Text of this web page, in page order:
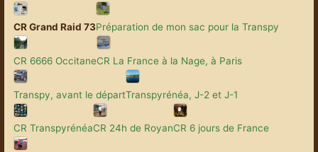
CR Grand Raid 73Préparation de mon sac pour la Transpy
CR 6666 OccitaneCR La France à la Nage, à Paris
Transpy, avant le départTranspyrénéa, J-2 et J-1
CR TranspyrénéaCR 24h de RoyanCR 6 jours de France